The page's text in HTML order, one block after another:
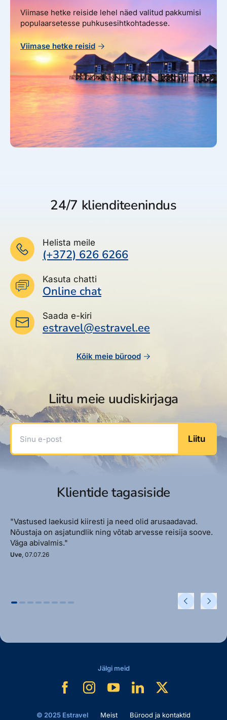
Viimase hetke reiside lehel näed valitud pakkumisi
populaarsetesse puhkusesihtkohtadesse.
Viimase hetke reisid
24/7 klienditeenindus
Helista meile
(+372) 626 6266
Kasuta chatti
Online chat
Saada e-kiri
estravel@estravel.ee
Kõik meie bürood
Liitu meie uudiskirjaga
Sinu e-post
Liitu
Klientide tagasiside
"Vastused laekusid kiiresti ja need olid arusaadavad.
Nõustaja on asjatundlik ning võtab arvesse reisija soove.
Väga abivalmis."
Uve, 07.07.26
© 2025 Estravel Meist Bürood ja kontaktid
Jälgi meid